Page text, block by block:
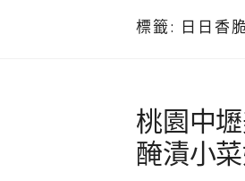
標籤: 日日香
桃園中
醃漬小